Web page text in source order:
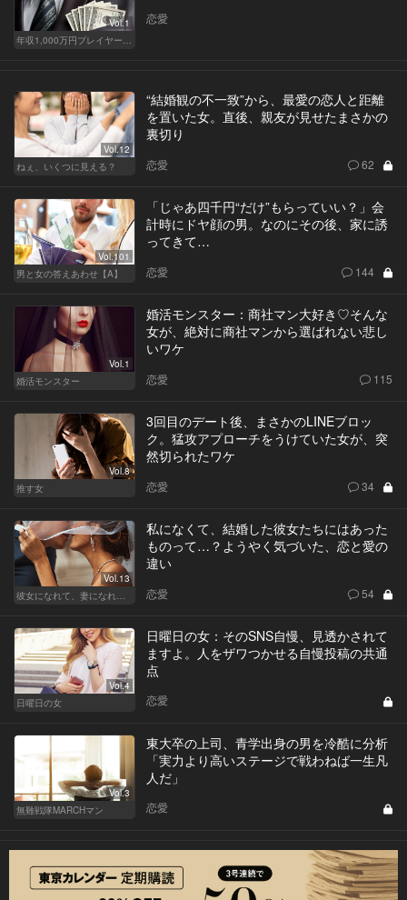
Vol.1
年収1,000万円プレイヤーの家計簿
恋愛
Vol.12
ねぇ、いくつに見える？
“結婚観の不一致”から、最愛の恋人と距離
を置いた女。直後、親友が見せたまさかの
裏切り
恋愛 62
Vol.101
男と女の答えあわせ【A】
「じゃあ四千円“だけ”もらっていい？」会
計時にドヤ顔の男。なのにその後、家に誘
ってきて…
恋愛 144
Vol.1
婚活モンスター
婚活モンスター：商社マン大好き♡そんな
女が、絶対に商社マンから選ばれない悲し
いワケ
恋愛 115
Vol.8
推す女
3回目のデート後、まさかのLINEブロッ
ク。猛攻アプローチをうけていた女が、突
然切られたワケ
恋愛 34
Vol.13
彼女になれて、妻になれない
私になくて、結婚した彼女たちにはあった
ものって…？ようやく気づいた、恋と愛の
違い
恋愛 54
Vol.4
日曜日の女
日曜日の女：そのSNS自慢、見透かされて
ますよ。人をザワつかせる自慢投稿の共通
点
恋愛
Vol.3
無難戦隊MARCHマン
東大卒の上司、青学出身の男を冷酷に分析
「実力より高いステージで戦わねば一生凡
人だ」
恋愛